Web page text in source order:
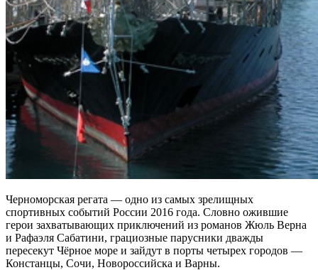
Черноморская регата — одно из самых зрелищных
спортивных событий России 2016 года. Словно ожившие
герои захватывающих приключений из романов Жюль Верна
и Рафаэля Сабатини, грациозные парусники дважды
пересекут Чёрное море и зайдут в порты четырех городов —
Констанцы, Сочи, Новороссийска и Варны.